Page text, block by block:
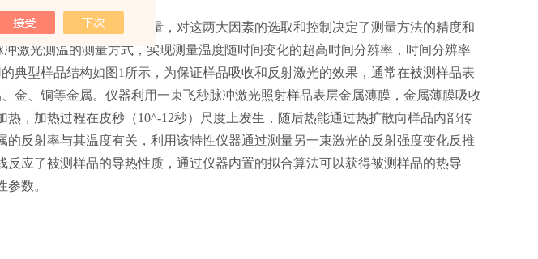
加热方式）和温度的测量，对这两大因素的选取和控制决定了测量方法的精度和
激光测温的测量方式，实现测量温度随时间变化的超高时间分辨率，时间分辨率
典型样品结构如图1所示，为保证样品吸收和反射激光的效果，通常在被测样品表
金、铜等金属。仪器利用一束飞秒脉冲激光照射样品表层金属薄膜，金属薄膜吸收
，加热过程在皮秒（10^-12秒）尺度上发生，随后热能通过热扩散向样品内部传
反射率与其温度有关，利用该特性仪器通过测量另⼀束激光的反射强度变化反推
应了被测样品的导热性质，通过仪器内置的拟合算法可以获得被测样品的热导
数。